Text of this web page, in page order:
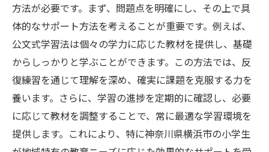
方法が必要です。まず、問題点を明確にし、その上で具
体的なサポート方法を考えることが重要です。例えば、
公文式学習法は個々の学力に応じた教材を提供し、基礎
からしっかりと学ぶことができます。この方法では、反
復練習を通じて理解を深め、確実に課題を克服する力を
養います。さらに、学習の進捗を定期的に確認し、必要
に応じて教材を調整することで、常に最適な学習環境を
提供します。これにより、特に神奈川県横浜市の小学生